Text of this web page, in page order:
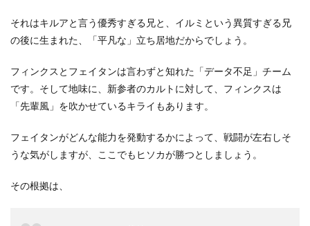
それはキルアと言う優秀すぎる兄と、イルミという異質すぎる兄
の後に生まれた、「平凡な」立ち居地だからでしょう。
フィンクスとフェイタンは言わずと知れた「データ不足」チーム
です。そして地味に、新参者のカルトに対して、フィンクスは
「先輩風」を吹かせているキライもあります。
フェイタンがどんな能力を発動するかによって、戦闘が左右しそ
うな気がしますが、ここでもヒソカが勝つとしましょう。
その根拠は、